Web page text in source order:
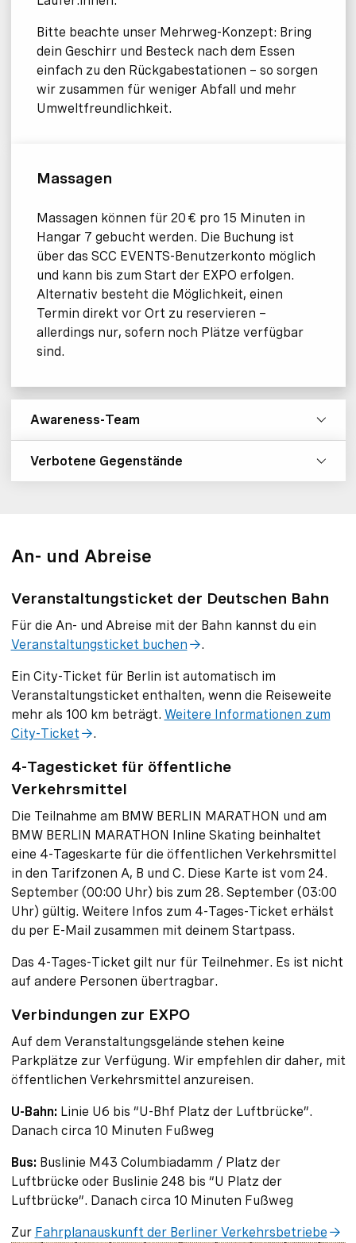
Bitte beachte unser Mehrweg-Konzept: Bring
dein Geschirr und Besteck nach dem Essen
einfach zu den Rückgabestationen – so sorgen
wir zusammen für weniger Abfall und mehr
Umweltfreundlichkeit.
Massagen
Massagen können für 20 € pro 15 Minuten in
Hangar 7 gebucht werden. Die Buchung ist
über das SCC EVENTS-Benutzerkonto möglich
und kann bis zum Start der EXPO erfolgen.
Alternativ besteht die Möglichkeit, einen
Termin direkt vor Ort zu reservieren –
allerdings nur, sofern noch Plätze verfügbar
sind.
Awareness-Team
Verbotene Gegenstände
An- und Abreise
Veranstaltungsticket der Deutschen Bahn
Für die An- und Abreise mit der Bahn kannst du ein
Veranstaltungsticket buchen
.
Ein City-Ticket für Berlin ist automatisch im
Veranstaltungsticket enthalten, wenn die Reiseweite
mehr als 100 km beträgt. Weitere Informationen zum
City-Ticket
.
4-Tagesticket für öffentliche
Verkehrsmittel
Die Teilnahme am BMW BERLIN MARATHON und am
BMW BERLIN MARATHON Inline Skating beinhaltet
eine 4-Tageskarte für die öffentlichen Verkehrsmittel
in den Tarifzonen A, B und C. Diese Karte ist vom 24.
September (00:00 Uhr) bis zum 28. September (03:00
Uhr) gültig. Weitere Infos zum 4-Tages-Ticket erhälst
du per E-Mail zusammen mit deinem Startpass.
Das 4-Tages-Ticket gilt nur für Teilnehmer. Es ist nicht
auf andere Personen übertragbar.
Verbindungen zur EXPO
Auf dem Veranstaltungsgelände stehen keine
Parkplätze zur Verfügung. Wir empfehlen dir daher, mit
öffentlichen Verkehrsmittel anzureisen.
U-Bahn: Linie U6 bis “U-Bhf Platz der Luftbrücke”.
Danach circa 10 Minuten Fußweg
Bus: Buslinie M43 Columbiadamm / Platz der
Luftbrücke oder Buslinie 248 bis “U Platz der
Luftbrücke”. Danach circa 10 Minuten Fußweg
Zur Fahrplanauskunft der Berliner Verkehrsbetriebe